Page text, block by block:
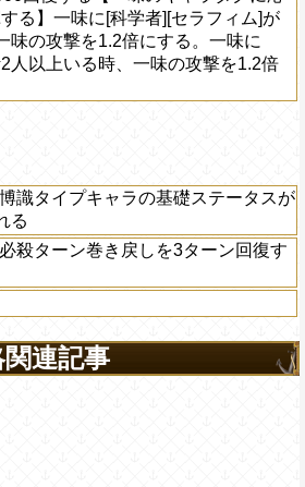
る】一味に[科学者][セラフィム]が
味の攻撃を1.2倍にする。一味に
人以上いる時、一味の攻撃を1.2倍
識タイプキャラの基礎ステータスが
る
殺ターン巻き戻しを3ターン回復す
関連記事